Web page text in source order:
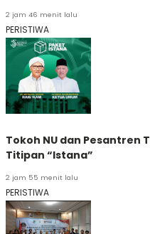
2 jam 46 menit lalu
PERISTIWA
Tokoh NU dan Pesantren
Titipan “Istana”
2 jam 55 menit lalu
PERISTIWA